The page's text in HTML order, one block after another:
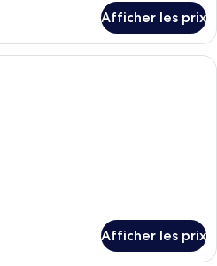
Afficher les prix
Une chambre d’hôtel comprenant
Afficher les prix